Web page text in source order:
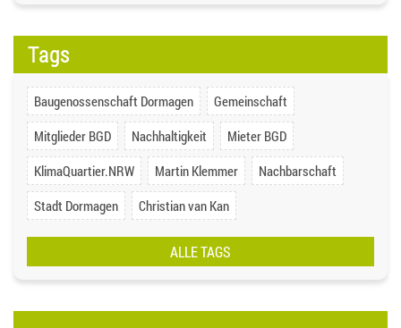
Tags
Baugenossenschaft Dormagen
Gemeinschaft
Mitglieder BGD
Nachhaltigkeit
Mieter BGD
KlimaQuartier.NRW
Martin Klemmer
Nachbarschaft
Stadt Dormagen
Christian van Kan
ALLE TAGS